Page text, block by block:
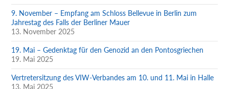
9. November – Empfang am Schloss Bellevue in Berlin zum
Jahrestag des Falls der Berliner Mauer
13. November 2025
19. Mai – Gedenktag für den Genozid an den Pontosgriechen
19. Mai 2025
Vertretersitzung des VIW-Verbandes am 10. und 11. Mai in Halle
13. Mai 2025